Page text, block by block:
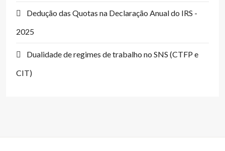
Dedução das Quotas na Declaração Anual do IRS -
2025
Dualidade de regimes de trabalho no SNS (CTFP e
CIT)